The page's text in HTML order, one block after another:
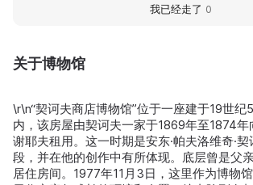
关于博物馆
\r\n“契诃夫商店博物馆”位于一座建于19世
内，该房屋由契诃夫一家于1869年至1874年
谢耶夫租用。这一时期是安东·帕夫洛维奇·
段，并在他的创作中有所体现。底层曾是父
居住房间。1977年11月3日，这里作为博物
我已经走了 0